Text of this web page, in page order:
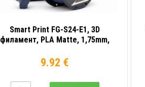
Smart Print FG-S24-E1, 3D
филамент, PLA Matte, 1,75mm,
9.92 €